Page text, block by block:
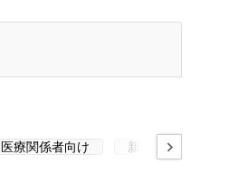
医療関係者向け 新技術・新ソリ